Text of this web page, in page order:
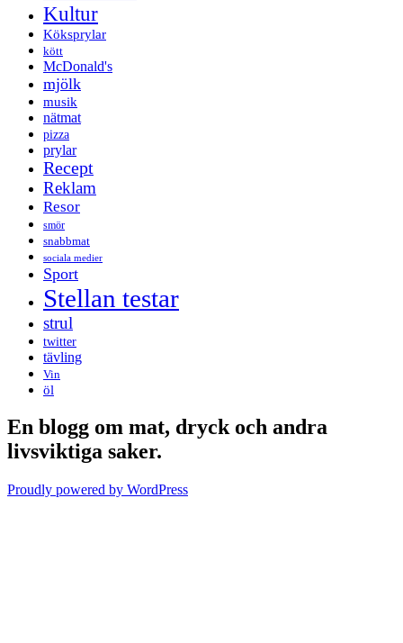
Kultur
Köksprylar
kött
McDonald's
mjölk
musik
nätmat
pizza
prylar
Recept
Reklam
Resor
smör
snabbmat
sociala medier
Sport
Stellan testar
strul
twitter
tävling
Vin
öl
En blogg om mat, dryck och andra
livsviktiga saker.
Proudly powered by WordPress